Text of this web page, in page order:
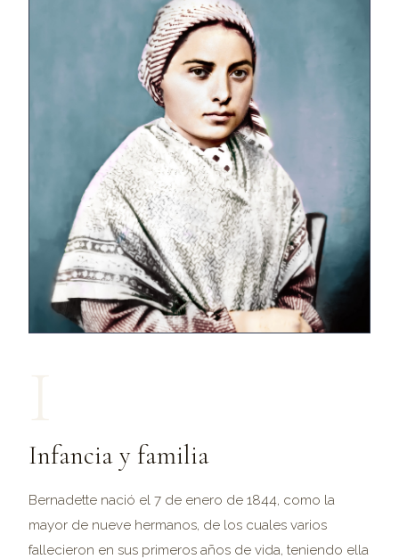
Infancia y familia
Bernadette nació el 7 de enero de 1844, como la
mayor de nueve hermanos, de los cuales varios
fallecieron en sus primeros años de vida, teniendo ella